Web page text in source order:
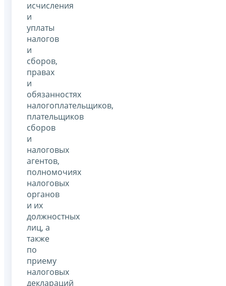
исчисления
и
уплаты
налогов
и
сборов,
правах
и
обязанностях
налогоплательщиков,
плательщиков
сборов
и
налоговых
агентов,
полномочиях
налоговых
органов
и их
должностных
лиц, а
также
по
приему
налоговых
деклараций